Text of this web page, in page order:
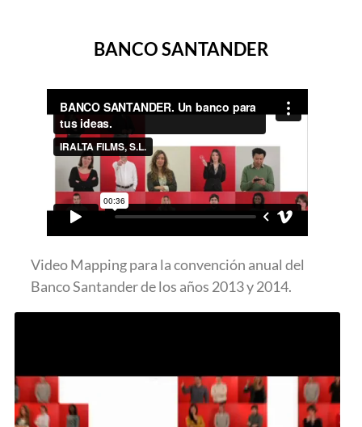
BANCO SANTANDER
Video Mapping para la convención anual del
Banco Santander de los años 2013 y 2014.